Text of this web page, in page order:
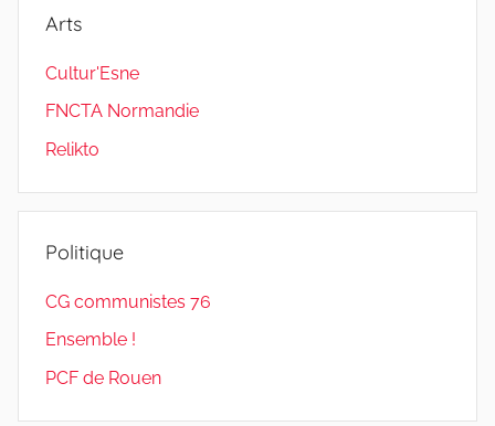
Arts
Cultur'Esne
FNCTA Normandie
Relikto
Politique
CG communistes 76
Ensemble !
PCF de Rouen